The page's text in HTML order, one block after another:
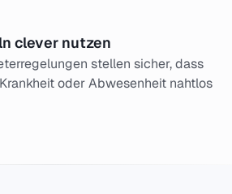
clever nutzen
stellen sicher, dass
oder Abwesenheit nahtlos